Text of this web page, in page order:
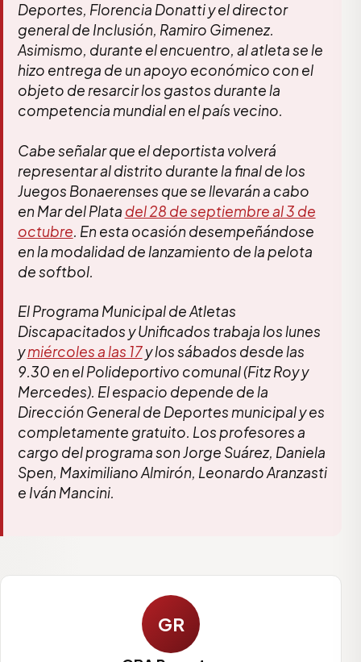
Deportes, Florencia Donatti y el director
general de Inclusión, Ramiro Gimenez.
Asimismo, durante el encuentro, al atleta se le
hizo entrega de un apoyo económico con el
objeto de resarcir los gastos durante la
competencia mundial en el país vecino.
Cabe señalar que el deportista volverá
representar al distrito durante la final de los
Juegos Bonaerenses que se llevarán a cabo
en Mar del Plata del 28 de septiembre al 3 de
octubre. En esta ocasión desempeñándose
en la modalidad de lanzamiento de la pelota
de softbol.
El Programa Municipal de Atletas
Discapacitados y Unificados trabaja los lunes
ymiércoles a las 17y los sábados desde las
9.30 en el Polideportivo comunal (Fitz Roy y
Mercedes). El espacio depende de la
Dirección General de Deportes municipal y es
completamente gratuito. Los profesores a
cargo del programa son Jorge Suárez, Daniela
Spen, Maximiliano Almirón, Leonardo Aranzasti
e Iván Mancini.
GR